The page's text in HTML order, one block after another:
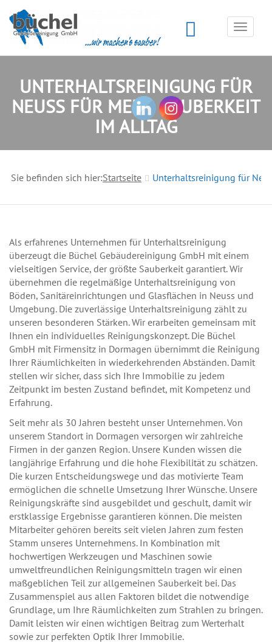
Toggle
UNTERHALTSREINIGUNG FÜR
NEUSS FÜR MEHR SAUBERKEIT
IM ALLTAG
Sie befinden sich hier:Startseite Unterhaltsreinigung für
Als erfahrenes Unternehmen für Unterhaltsreinigung
überzeugt die Büchel Gebäudereinigung GmbH mit einem
vielseitigen Service, der größte Sauberkeit garantiert. Wir
übernehmen die regelmäßige Unterhaltsreinigung von
Böden, Sanitäreinrichtungen und Glasflächen in Neuss und
Umgebung. Die zuverlässige Unterhaltsreinigung zählt zu
unseren besonderen Stärken. Wir erarbeiten gemeinsam mit
Ihnen ein individuelles Reinigungskonzept. Die Büchel
GmbH mit Firmensitz in Dormagen übernimmt die Reinigung
Ihrer Räumlichkeiten in wiederkehrenden Abständen. Damit
stellen wir sicher, dass sich Ihre Immobilie zu jedem
Zeitpunkt im besten Zustand befindet, mit Kompetenz und
Erfahrung.
Seit mehr als 30 Jahren besteht unser Unternehmen. Von
unserem Standort in Dormagen versorgen wir zahlreiche
Firmen in der ganzen Region. Unsere Kunden wissen die
langjährige Erfahrung und die hohe Flexibilität zu schätzen.
Die kurzen Entscheidungswege und das motivierte Team
ermöglichen die schnelle Umsetzung Ihrer Wünsche. Unsere
Reinigungskräfte sind ausgebildet und geschult, damit wir
erstklassige Ergebnisse garantieren können. Die meisten
Mitarbeiter gehören bereits seit vielen Jahren zum festen
Stamm unseres Unternehmens. In Kombination mit
hochwertigen Werkzeugen und Maschinen sowie
umweltfreundlichen Reinigungsmitteln tragen wir einen
maßgeblichen Teil zur allgemeinen Sauberkeit bei. Das
Zusammenspiel aus allen Faktoren bildet die notwendige
Grundlage, um Ihre Räumlichkeiten zum Strahlen zu bringen.
Damit leisten wir einen wichtigen Beitrag zum Werterhalt
sowie zur perfekten Optik Ihrer Immobilie.